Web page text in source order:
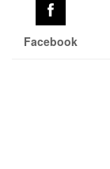
Facebook